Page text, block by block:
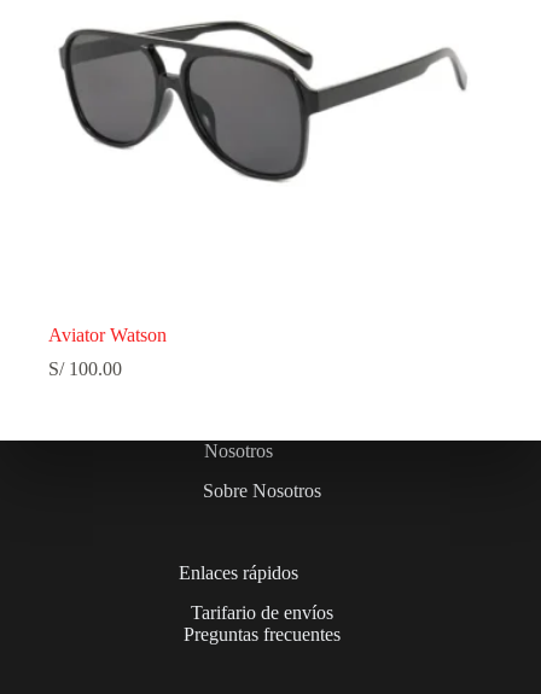
Aviator Watson
S/100.00
Nosotros
Sobre Nosotros
Enlaces rápidos
Tarifario de envíos
Preguntas frecuentes